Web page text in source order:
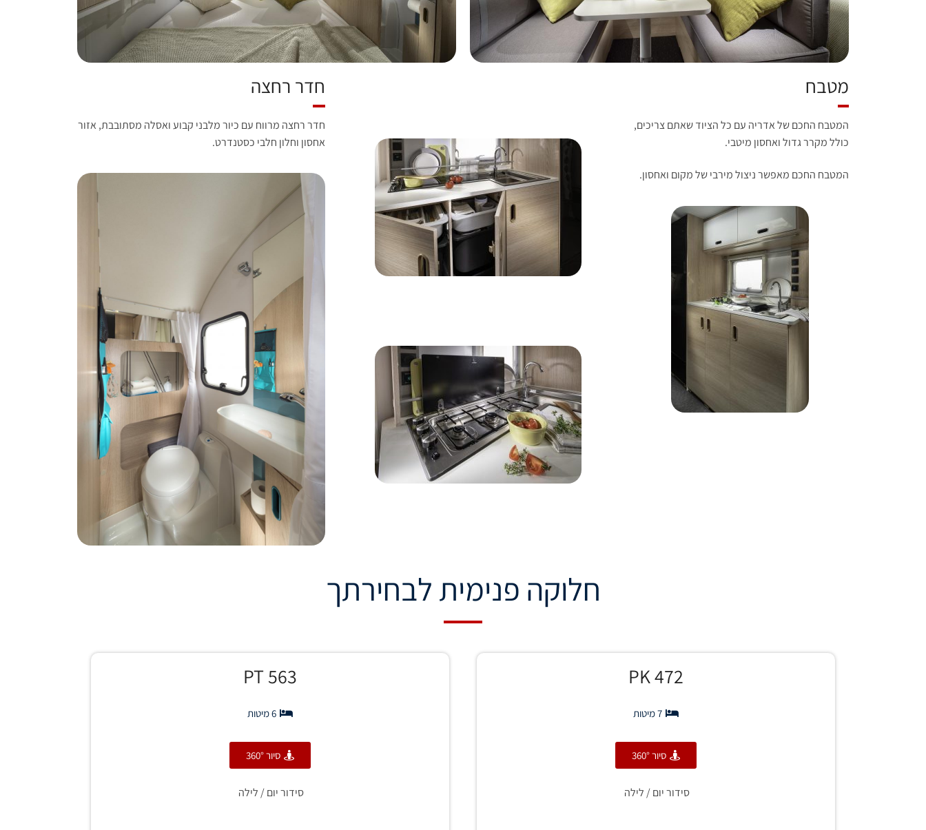
מטבח
המטבח החכם של אדריה עם כל הציוד שאתם צריכים,
כולל מקרר גדול ואחסון מיטבי.
המטבח החכם מאפשר ניצול מירבי של מקום ואחסון.
חדר רחצה
חדר רחצה מרווח עם כיור מלבני קבוע ואסלה מסתובבת, אזור
אחסון וחלון חלבי כסטנדרט.
חלוקה פנימית לבחירתך
472 PK
7 מיטות
סיור 360°
סידור יום / לילה
563 PT
6 מיטות
סיור 360°
סידור יום / לילה